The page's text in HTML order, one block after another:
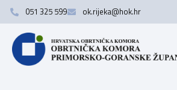
051 325 599 ok.rijeka@hok.hr